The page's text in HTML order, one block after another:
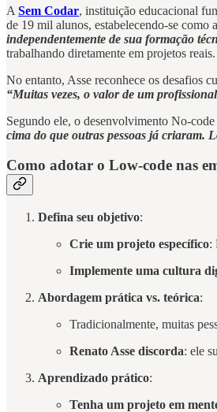
A Sem Codar, instituição educacional
de 19 mil alunos, estabelecendo-se
independentemente de sua formação
trabalhando diretamente em projetos reais.
No entanto, Asse reconhece os desafios
“Muitas vezes, o valor de um
Segundo ele, o desenvolvimento No-
cima do que outras pessoas já criaram.
Como adotar o Low-code nas
Defina seu objetivo:
Crie um projeto específico:
Implemente uma cultura
Abordagem prática vs. teórica:
Tradicionalmente, muitas
Renato Asse discorda: ele
Aprendizado prático:
Tenha um projeto em